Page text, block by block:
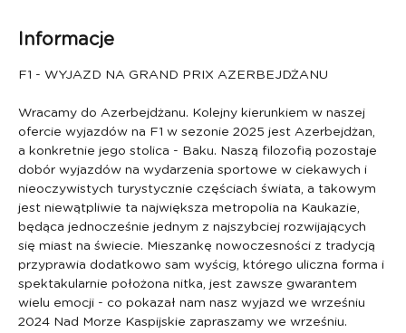
Informacje
F1 - WYJAZD NA GRAND PRIX AZERBEJDŻANU
Wracamy do Azerbejdżanu. Kolejny kierunkiem w naszej
ofercie wyjazdów na F1 w sezonie 2025 jest Azerbejdżan,
a konkretnie jego stolica - Baku. Naszą filozofią pozostaje
dobór wyjazdów na wydarzenia sportowe w ciekawych i
nieoczywistych turystycznie częściach świata, a takowym
jest niewątpliwie ta największa metropolia na Kaukazie,
będąca jednocześnie jednym z najszybciej rozwijających
się miast na świecie. Mieszankę nowoczesności z tradycją
przyprawia dodatkowo sam wyścig, którego uliczna forma i
spektakularnie położona nitka, jest zawsze gwarantem
wielu emocji - co pokazał nam nasz wyjazd we wrześniu
2024 Nad Morze Kaspijskie zapraszamy we wrześniu.